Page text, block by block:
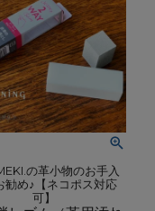
の革小物のお手入
勧め♪【ネコポス対応
可】